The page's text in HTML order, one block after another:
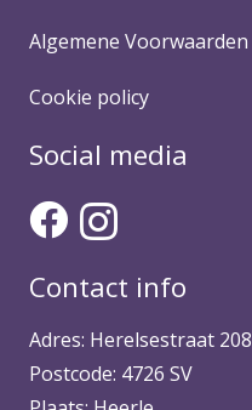
Algemene Voorwaarden
Cookie policy
Social media
Contact info
Adres: Herelsestraat 208
Postcode: 4726 SV